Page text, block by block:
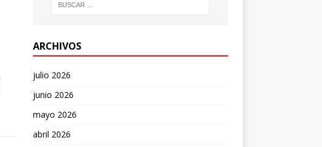
ARCHIVOS
julio 2026
junio 2026
mayo 2026
abril 2026